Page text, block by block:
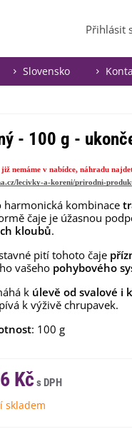
Přihlásit
Slovensko
- 100 g -
nemáme v nabídce, náhradu
lecivky-a-koreni/prirodni-
harmonická kombinace
čaje je úžasnou
kloubů.
pití tohoto čaje
vašeho pohybového
k úlevě od svalové i
k výživě chrupavek.
: 100 g
Kč
skladem